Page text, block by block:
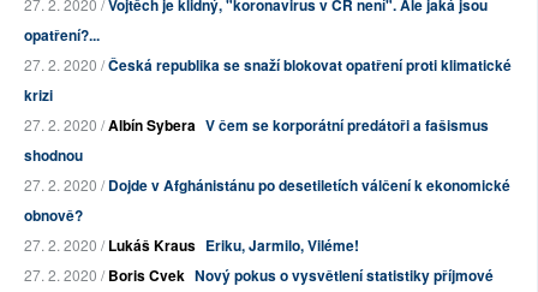
27. 2. 2020 /Vojtěch je klidný, "koronavirus v ČR není". Ale jaká jsou
opatření?...
27. 2. 2020 /Česká republika se snaží blokovat opatření proti klimatické
krizi
27. 2. 2020 /Albín Sybera V čem se korporátní predátoři a fašismus
shodnou
27. 2. 2020 /Dojde v Afghánistánu po desetiletích válčení k ekonomické
obnově?
27. 2. 2020 /Lukáš Kraus Eriku, Jarmilo, Viléme!
27. 2. 2020 /Boris Cvek Nový pokus o vysvětlení statistiky příjmové